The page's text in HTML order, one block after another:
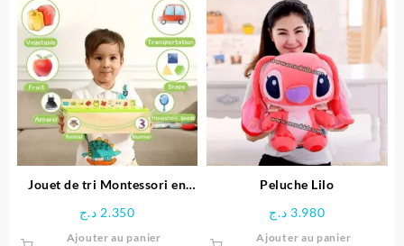
Jouet de tri Montessori en
2.350 د.ج
Ajouter au panier
Peluche Lilo
3.980 د.ج
Ajouter au panier